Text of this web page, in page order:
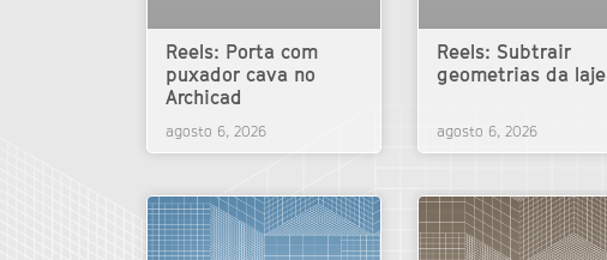
Reels: Porta com
puxador cava no
Archicad
agosto 6, 2026
Reels: Subtrair
geometrias da laje
agosto 6, 2026